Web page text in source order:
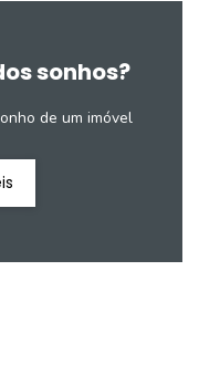
sonhos?
de um imóvel